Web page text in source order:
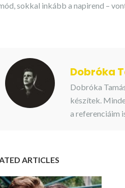
sokkal inkább a napirend –
Dobróka
Dobróka
készítek.
a referenciáim
ARTICLES